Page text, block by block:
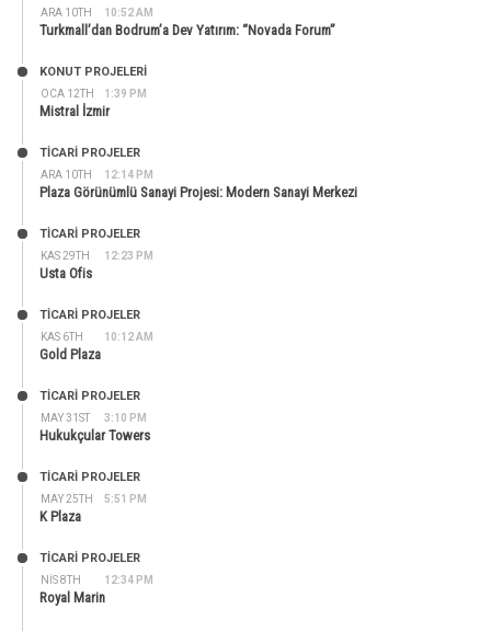
ARA 10TH 10:52 AM
Turkmall’dan Bodrum’a Dev Yatırım: “Novada Forum”
OCA 12TH 1:39 PM
KONUT PROJELERI
Mistral İzmir
ARA 10TH 12:14 PM
TİCARİ PROJELER
Plaza Görünümlü Sanayi Projesi: Modern Sanayi Merkezi
KAS 29TH 12:23 PM
TİCARİ PROJELER
Usta Ofis
KAS 6TH 10:12 AM
TİCARİ PROJELER
Gold Plaza
MAY 31ST 3:10 PM
TİCARİ PROJELER
Hukukçular Towers
MAY 25TH 5:51 PM
TİCARİ PROJELER
K Plaza
NIS 8TH 12:34 PM
TİCARİ PROJELER
Royal Marin